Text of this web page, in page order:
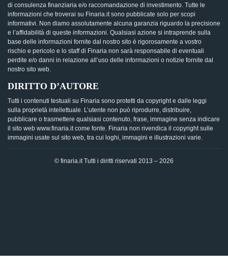
di consulenza finanziaria e/o raccomandazione di investimento. Tutte le
informazioni che troverai su Finaria.it sono pubblicate solo per scopi
informativi. Non diamo assolutamente alcuna garanzia riguardo la precisione
e l’affidabilità di queste informazioni. Qualsiasi azione si intraprende sulla
base delle informazioni fornite dal nostro sito è rigorosamente a vostro
rischio e pericolo e lo staff di Finaria non sarà responsabile di eventuali
perdite e/o danni in relazione all’uso delle informazioni o notizie fornite dal
nostro sito web.
DIRITTO D’AUTORE
Tutti i contenuti testuali su Finaria sono protetti da copyright e dalle leggi
sulla proprietà intellettuale. L’utente non può riprodurre, distribuire,
pubblicare o trasmettere qualsiasi contenuto, frase, immagine senza indicare
il sito web www.finaria.it come fonte. Finaria non rivendica il copyright sulle
immagini usate sul sito web, tra cui loghi, immagini e illustrazioni varie.
© finaria.it Tutti i diritti riservati 2013 – 2026